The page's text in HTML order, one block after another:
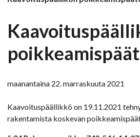
maanantaina 22. marraskuuta 2021
Kaavoituspäällikkö on 19.11.2021
rakentamista koskevan